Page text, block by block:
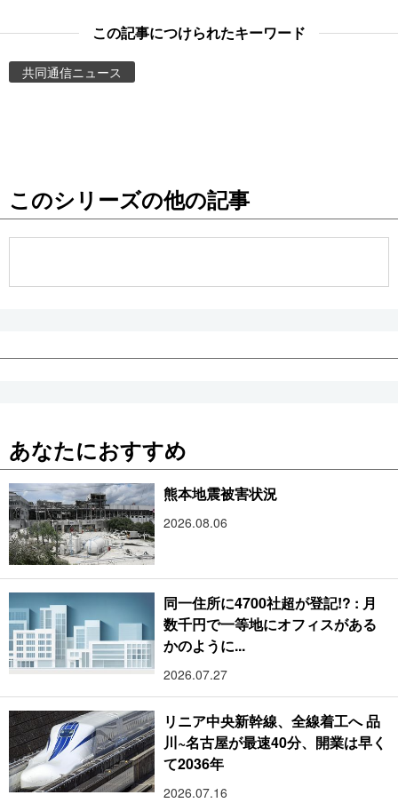
お知らせ
この記事につけられたキーワード
共同通信ニュース
このシリーズの他の記事
あなたにおすすめ
熊本地震被害状況
2026.08.06
同一住所に4700社超が登記!? : 月
数千円で一等地にオフィスがある
かのように...
2026.07.27
リニア中央新幹線、全線着工へ 品
川~名古屋が最速40分、開業は早く
て2036年
2026.07.16